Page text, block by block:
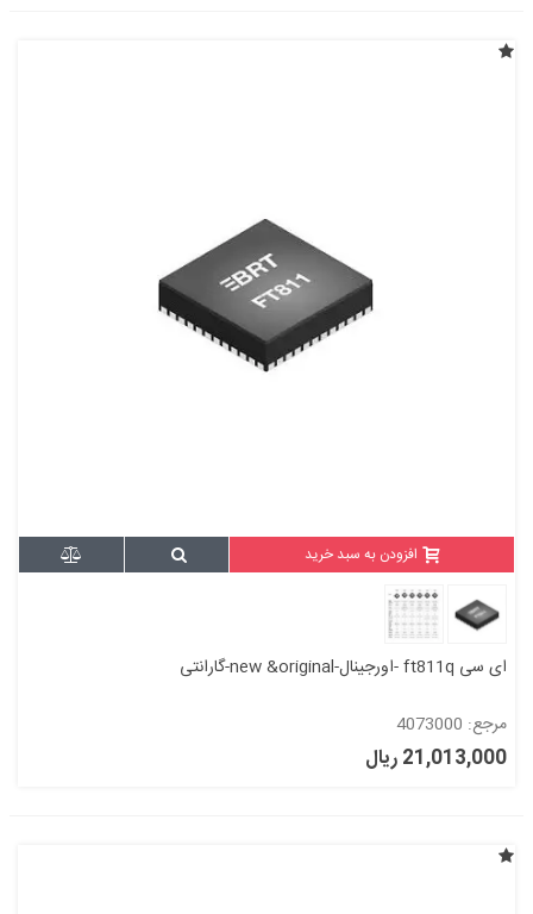
افزودن به سبد خرید
ای سی ft811q -اورجینال-new &original-گارانتی
مرجع: 4073000
21,013,000 ریال